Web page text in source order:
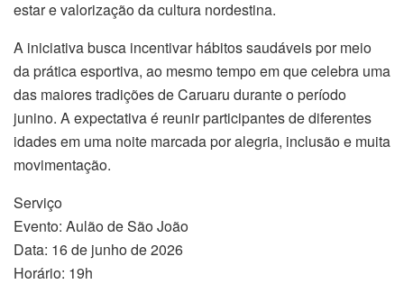
estar e valorização da cultura nordestina.
A iniciativa busca incentivar hábitos saudáveis por meio
da prática esportiva, ao mesmo tempo em que celebra uma
das maiores tradições de Caruaru durante o período
junino. A expectativa é reunir participantes de diferentes
idades em uma noite marcada por alegria, inclusão e muita
movimentação.
Serviço
Evento: Aulão de São João
Data: 16 de junho de 2026
Horário: 19h